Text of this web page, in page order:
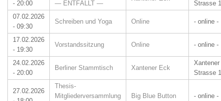
- 20:00
— ENTFÄLLT —
Strasse 1
07.02.2026
- 09:30
Schreiben und Yoga Online - online -
17.02.2026
- 19:30
Vorstandssitzung Online - online -
24.02.2026
- 20:00
Berliner Stammtisch Xantener Eck
Xantener
Strasse 1
27.02.2026
Thesis-
Mitgliederversammlung
Big Blue Button - online -